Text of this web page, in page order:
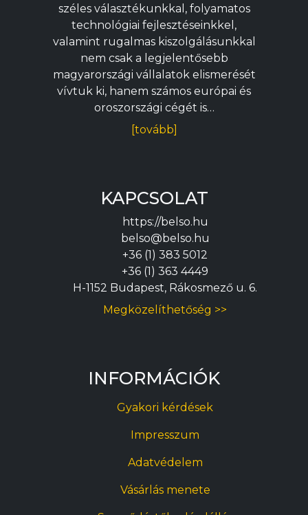
széles választékunkkal, folyamatos
technológiai fejlesztéseinkkel,
valamint rugalmas kiszolgálásunkkal
nem csak a legjelentősebb
magyarországi vállalatok elismerését
vívtuk ki, hanem számos európai és
oroszországi cégét is…
[tovább]
KAPCSOLAT
https://belso.hu
belso@belso.hu
+36 (1) 383 5012
+36 (1) 363 4449
H-1152 Budapest, Rákosmező u. 6.
Megközelíthetőség >>
INFORMÁCIÓK
Gyakori kérdések
Impresszum
Adatvédelem
Vásárlás menete